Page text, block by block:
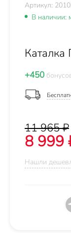
Артикул:
В наличии:
Каталка
+450
11 965 ₽
8 999
Нашли